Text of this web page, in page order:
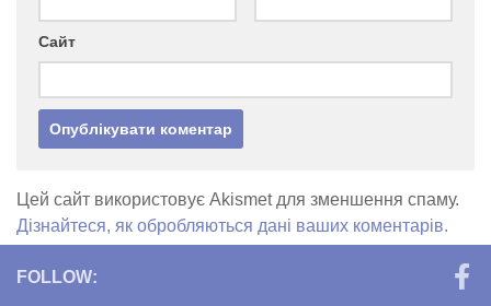
Сайт
Цей сайт використовує Akismet для зменшення спаму.
Дізнайтеся, як обробляються дані ваших коментарів.
FOLLOW: